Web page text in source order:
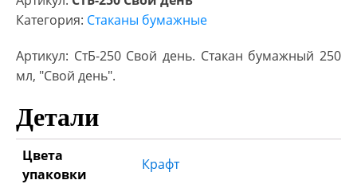
Категория: Стаканы бумажные
Артикул: СтБ-250 Свой день. Стакан бумажный 250
мл, "Свой день".
Детали
Цвета
упаковки
Крафт